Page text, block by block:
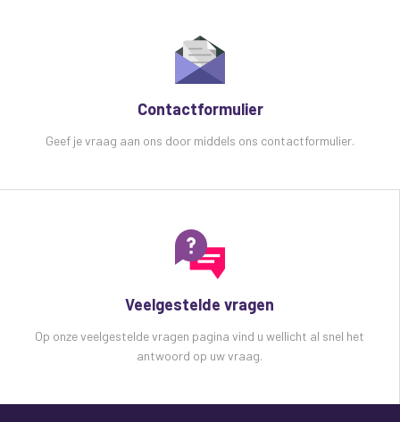
Contactformulier
Geef je vraag aan ons door middels ons contactformulier.
Veelgestelde vragen
Op onze veelgestelde vragen pagina vind u wellicht al snel het
antwoord op uw vraag.